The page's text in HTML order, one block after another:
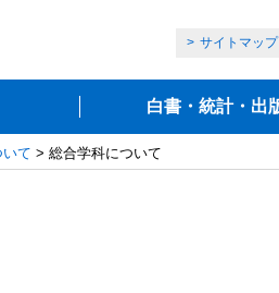
サイトマップ
白書・統計・出
て > 総合学科について